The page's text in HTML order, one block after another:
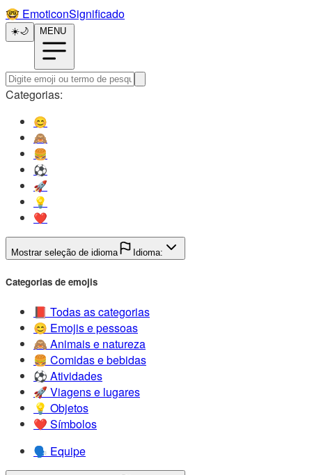
🤓️ EmoticonSignificado
☀️🌙 MENU
Categorias:
😊️
🙈️
🍔️
⚽️
🚀️
💡️
❤️
Mostrar seleção de idioma Idioma:
Categorias de emojis
📕️ Todas as categorias
😊️ Emojis e pessoas
🙈️ Animais e natureza
🍔️ Comidas e bebidas
⚽️ Atividades
🚀️ Viagens e lugares
💡️ Objetos
❤️ Símbolos
🗣️ Equipe